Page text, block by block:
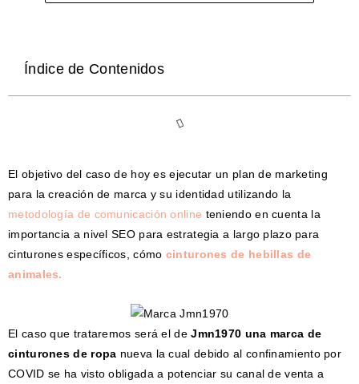
Índice de Contenidos
El objetivo del caso de hoy es ejecutar un plan de marketing
para la creación de marca y su identidad utilizando la
metodología de comunicación online teniendo en cuenta la
importancia a nivel SEO para estrategia a largo plazo para
cinturones específicos, cómo cinturones de hebillas de
animales.
El caso que trataremos será el deJmn1970 una marca de
cinturones de ropa nueva la cual debido al confinamiento por
COVID se ha visto obligada a potenciar su canal de venta a